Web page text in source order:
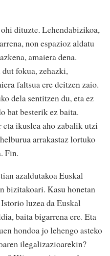
dituzte. Lehendabizikoa,
non espazioz aldatu
amaiera dena.
fokua, zehazki,
faltsua ere deitzen zaio.
dela sentitzen du, eta ez
bat besterik ez baita.
ikuslea aho zabalik utzi
arrakastaz lortuko
Fin.
azaldutakoa Euskal
bizitakoari. Kasu honetan
luzea da Euskal
baita bigarrena ere. Eta
hondoa jo lehengo asteko
ilegalizazioarekin?